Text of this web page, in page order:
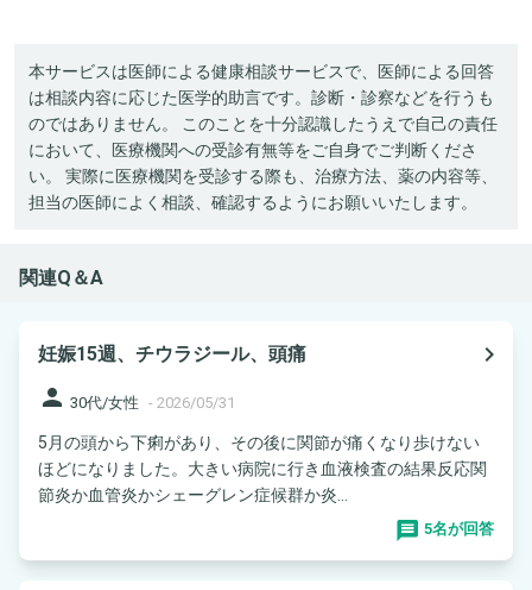
本サービスは医師による健康相談サービスで、医師による回答
は相談内容に応じた医学的助言です。診断・診察などを行うも
のではありません。 このことを十分認識したうえで自己の責任
において、医療機関への受診有無等をご自身でご判断くださ
い。 実際に医療機関を受診する際も、治療方法、薬の内容等、
担当の医師によく相談、確認するようにお願いいたします。
関連Q＆A
妊娠15週、チウラジール、頭痛
navigate_next
person 30代/女性 - 2026/05/31
5月の頭から下痢があり、その後に関節が痛くなり歩けない
ほどになりました。大きい病院に行き血液検査の結果反応関
節炎か血管炎かシェーグレン症候群か炎...
5名が回答